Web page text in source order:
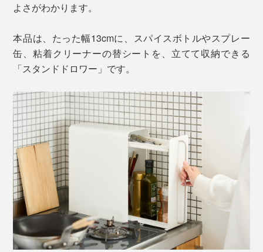
よさがわかります。
本品は、たった幅13cmに、スパイスボトルやスプレー
缶、粘着クリーナーの替シートを、立てて収納できる
「スタンドドロワー」です。